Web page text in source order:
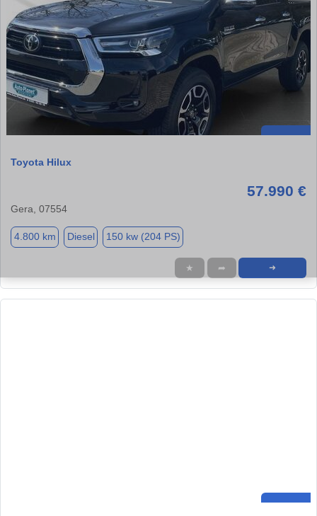
Toyota Hilux
57.990 €
Gera, 07554
4.800 km Diesel 150 kw (204 PS)
★ ➦ ➜